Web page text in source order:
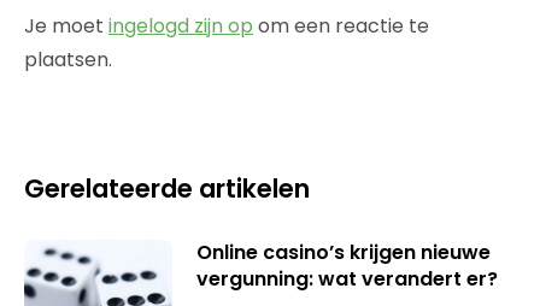
Je moet ingelogd zijn op om een reactie te
plaatsen.
Gerelateerde artikelen
Online casino’s krijgen nieuwe
vergunning: wat verandert er?